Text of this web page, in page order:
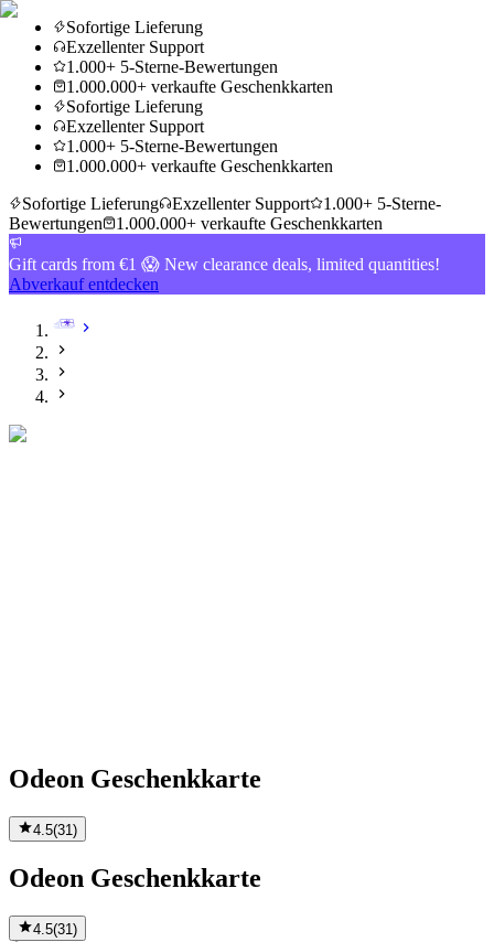
Sofortige Lieferung
Exzellenter Support
1.000+ 5-Sterne-Bewertungen
1.000.000+ verkaufte Geschenkkarten
Sofortige Lieferung
Exzellenter Support
1.000+ 5-Sterne-Bewertungen
1.000.000+ verkaufte Geschenkkarten
Sofortige Lieferung
Exzellenter Support
1.000+ 5-Sterne-
Bewertungen
1.000.000+ verkaufte Geschenkkarten
Gift cards from €1 😱 New clearance deals, limited quantities!
Abverkauf entdecken
Odeon Geschenkkarte
4.5(31 )
Odeon Geschenkkarte
4.5(31)